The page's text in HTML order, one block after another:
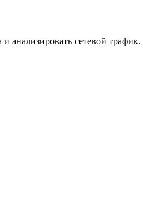
анализировать сетевой трафик.